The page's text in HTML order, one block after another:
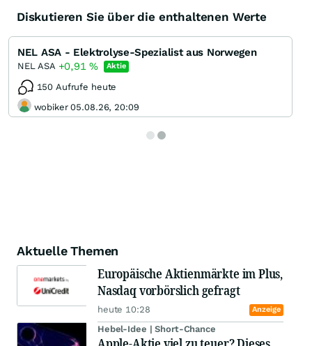
Diskutieren Sie über die enthaltenen Werte
NEL ASA - Elektrolyse-Spezialist aus Norwegen
NEL ASA +0,91% Aktie
150 Aufrufe heute
wobiker 05.08.26, 20:09
Aktuelle Themen
Europäische Aktienmärkte im Plus,
Nasdaq vorbörslich gefragt
heute 10:28 Anzeige
Hebel-Idee | Short-Chance